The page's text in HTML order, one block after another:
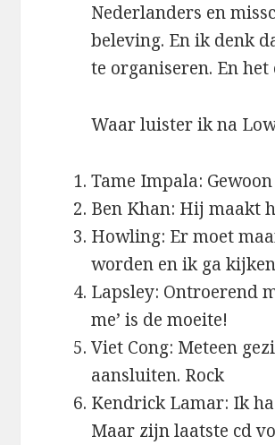
Nederlanders en
beleving. En ik denk
te organiseren. En
Waar luister ik na
Tame Impala:
Ben Khan: Hij maakt
Howling: Er moet
worden en ik ga
Lapsley: Ontroerend
me’ is de moeite!
Viet Cong: Meteen
aansluiten. Rock
Kendrick Lamar: Ik
Maar zijn laatste cd